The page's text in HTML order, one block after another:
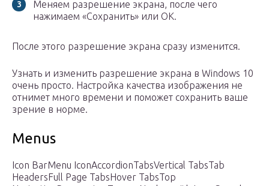
Меняем разрешение экрана, после чего
нажимаем «Сохранить» или OK.
После этого разрешение экрана сразу изменится.
Узнать и изменить разрешение экрана в Windows 10
очень просто. Настройка качества изображения не
отнимет много времени и поможет сохранить ваше
зрение в норме.
Menus
Icon BarMenu IconAccordionTabsVertical TabsTab
HeadersFull Page TabsHover TabsTop